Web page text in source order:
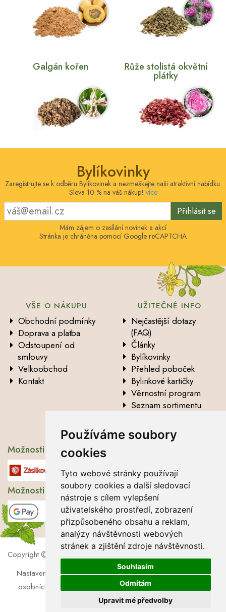
Používáme soubory
cookies
Tyto webové stránky používají
soubory cookies a další sledovací
nástroje s cílem vylepšení
uživatelského prostředí, zobrazení
přizpůsobeného obsahu a reklam,
analýzy návštěvnosti webových
stránek a zjištění zdroje návštěvnosti.
Souhlasím
Odmítám
Upravit mé předvolby
Galgán kořen Růže stolistá okvětní
plátky
Bylíkovinky
Zaregistrujte se k odběru Bylíkovinek a nezmeškejte naši atraktivní nabídku.
Sleva 10 % na váš nákup! více
Přihlásit se
Mám zájem o zasílání novinek a akcí
Stránka je chráněna pomocí Google reCAPTCHA
VŠE O NÁKUPU
Obchodní podmínky
Doprava a platba
Odstoupení od
smlouvy
Velkoobchod
Kontakt
UŽITEČNÉ INFO
Nejčastější dotazy
(FAQ)
Články
Bylíkovinky
Přehled poboček
Bylinkové kartičky
Věrnostní program
Seznam sortimentu
Možnosti dopravy
Možnosti platby
Copyright
2026 Lbros s.r.o.
Nastavení cookies|Soubory cookies|Zásady zpracování
osobních údajů
Souhlas se zpracováním osobních údajů